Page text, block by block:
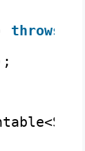
throws